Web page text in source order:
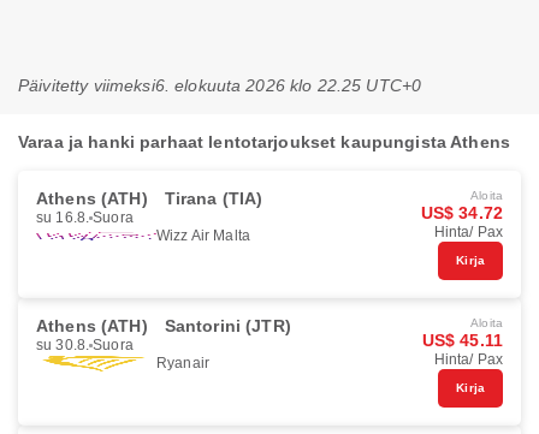
Päivitetty viimeksi6. elokuuta 2026 klo 22.25 UTC+0
Varaa ja hanki parhaat lentotarjoukset kaupungista Athens
Athens (ATH) Tirana (TIA)
su 16.8. Suora
Wizz Air Malta
Aloita
US$ 34.72
Hinta/ Pax
Kirja
Athens (ATH) Santorini (JTR)
su 30.8. Suora
Ryanair
Aloita
US$ 45.11
Hinta/ Pax
Kirja